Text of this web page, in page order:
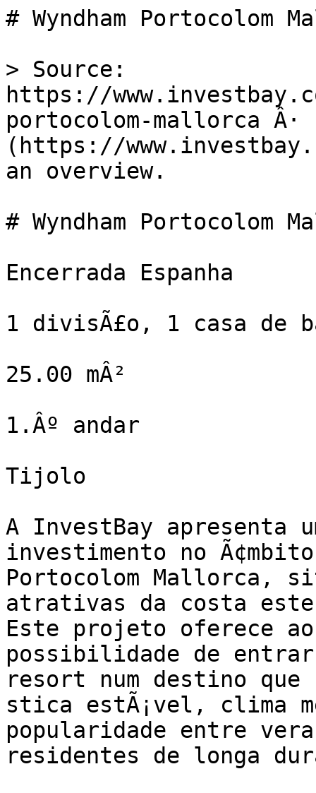
# Wyndham Portocolom
> Source:
https://
portocolom-mallorca
(https://
an overview.
# Wyndham Portocolom
Encerrada Espanha
1 divisÃ£o, 1 casa de
25.00 mÂ²
1.Âº andar
Tijolo
A InvestBay apresenta
investimento no
Portocolom Mallorca,
atrativas da costa este
Este projeto oferece
possibilidade de entrar
resort num destino que
stica estÃ¡vel, clima
popularidade entre
residentes de longa